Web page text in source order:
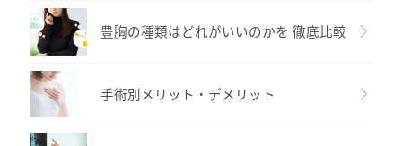
豊胸の種類はどれがいいのかを 徹底比較
手術別メリット・デメリット